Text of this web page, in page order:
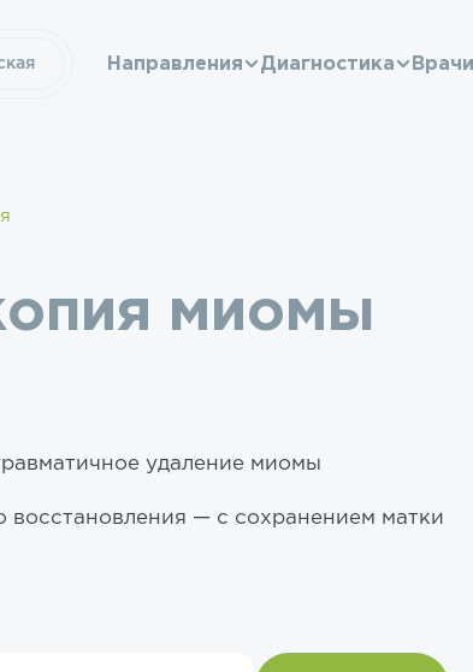
Направления Диагностика
миомы
удаление миомы
восстановления — с сохранением матки